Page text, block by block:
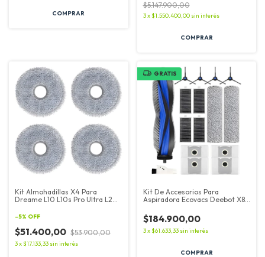
$5.147.900,00
3x$1.550.400,00 sin interés
COMPRAR
Kit Almohadillas X4 Para
Dreame L10 L10s Pro Ultra L20
-5% OFF
$51.400,00 $53.900,00
3x$17.133,33 sin interés
GRATIS
Kit De Accesorios Para
Aspiradora Ecovacs Deebot X8
$184.900,00
3x$61.633,33 sin interés